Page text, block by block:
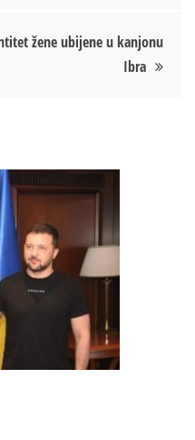
žene ubijene u kanjonu
Ibra